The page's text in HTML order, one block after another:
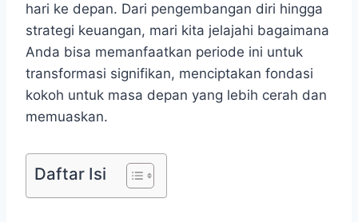
hari ke depan. Dari pengembangan diri hingga
strategi keuangan, mari kita jelajahi bagaimana
Anda bisa memanfaatkan periode ini untuk
transformasi signifikan, menciptakan fondasi
kokoh untuk masa depan yang lebih cerah dan
memuaskan.
Daftar Isi